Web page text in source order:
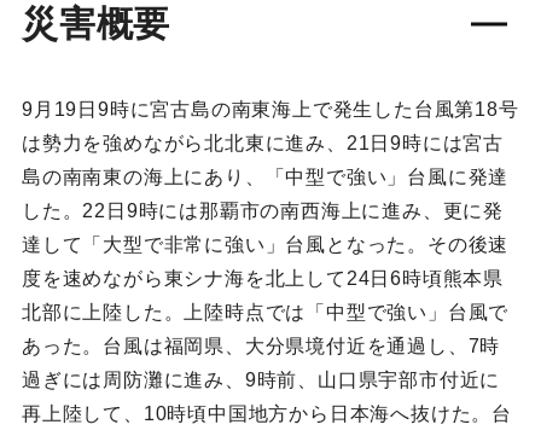
災害概要
9月19日9時に宮古島の南東海上で発生した台風第18号
は勢力を強めながら北北東に進み、21日9時には宮古
島の南南東の海上にあり、「中型で強い」台風に発達
した。22日9時には那覇市の南西海上に進み、更に発
達して「大型で非常に強い」台風となった。その後速
度を速めながら東シナ海を北上して24日6時頃熊本県
北部に上陸した。上陸時点では「中型で強い」台風で
あった。台風は福岡県、大分県境付近を通過し、7時
過ぎには周防灘に進み、9時前、山口県宇部市付近に
再上陸して、10時頃中国地方から日本海へ抜けた。台